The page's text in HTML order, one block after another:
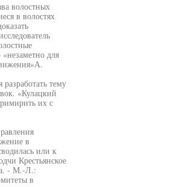
волостных
в волостях
для
тему
«Кулацкий
их с
в
или к
Крестьянское
- М.-Л.:
в